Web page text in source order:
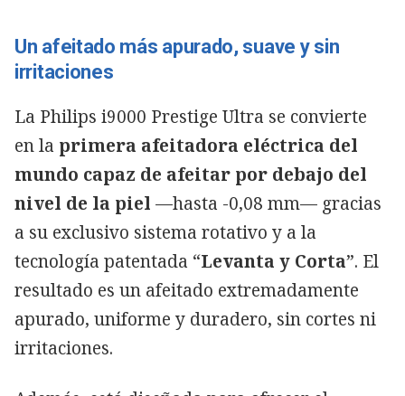
Un afeitado más apurado, suave y sin
irritaciones
La Philips i9000 Prestige Ultra se convierte
en la primera afeitadora eléctrica del
mundo capaz de afeitar por debajo del
nivel de la piel —hasta -0,08 mm— gracias
a su exclusivo sistema rotativo y a la
tecnología patentada “Levanta y Corta”. El
resultado es un afeitado extremadamente
apurado, uniforme y duradero, sin cortes ni
irritaciones.